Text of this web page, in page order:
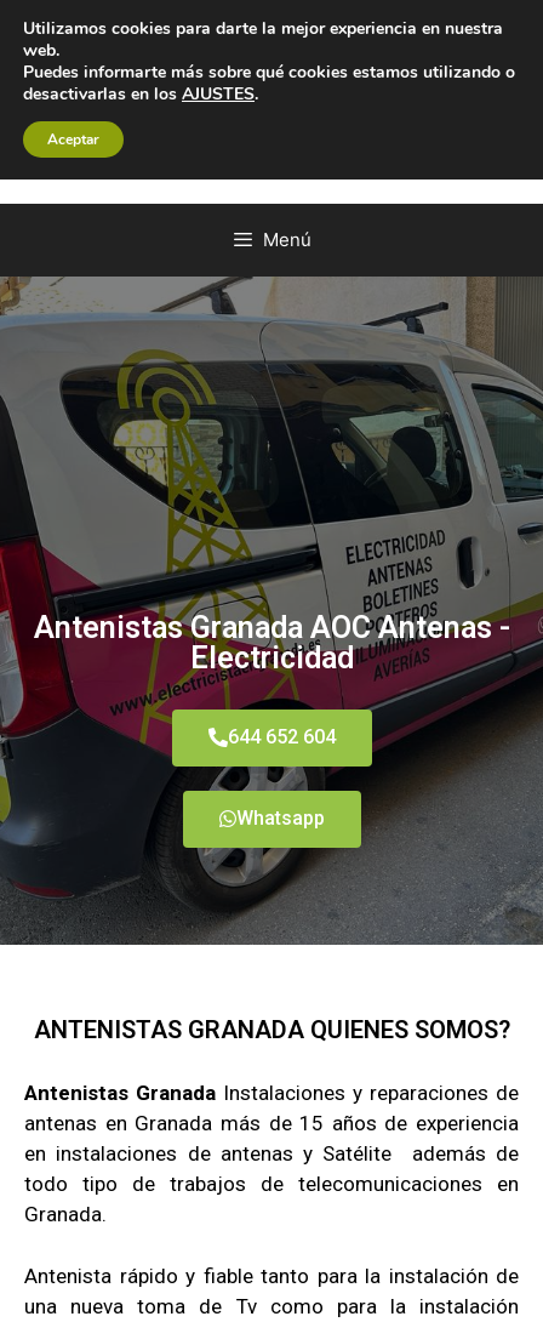
Menú
Antenistas Granada AOC Antenas -
Electricidad
644 652 604
Whatsapp
ANTENISTAS GRANADA QUIENES SOMOS?
Antenistas Granada Instalaciones y reparaciones de
antenas en Granada más de 15 años de experiencia
en instalaciones de antenas y Satélite además de
todo tipo de trabajos de telecomunicaciones en
Granada.
Antenista rápido y fiable tanto para la instalación de
una nueva toma de Tv como para la instalación
Utilizamos cookies para darte la mejor experiencia en nuestra
web.
Puedes informarte más sobre qué cookies estamos utilizando o
desactivarlas en los AJUSTES.
Aceptar